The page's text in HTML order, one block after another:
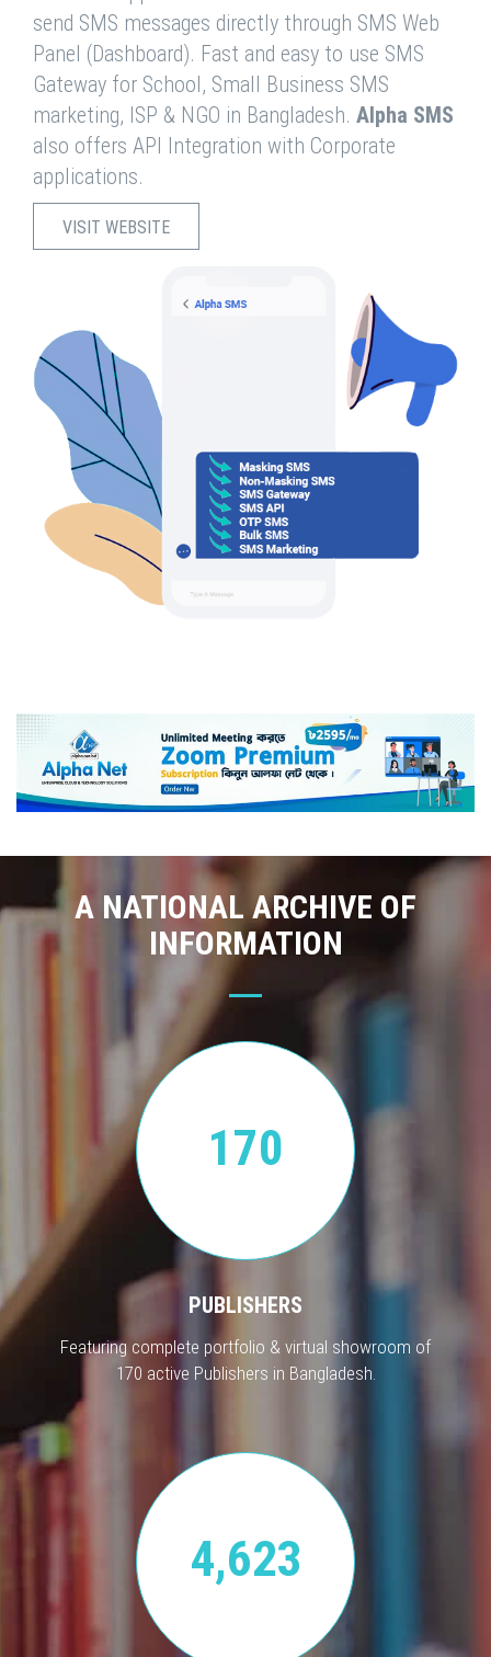
send SMS messages directly through SMS Web
Panel (Dashboard). Fast and easy to use SMS
Gateway for School, Small Business SMS
marketing, ISP & NGO in Bangladesh. Alpha SMS
also offers API Integration with Corporate
applications.
VISIT WEBSITE
A NATIONAL ARCHIVE OF
INFORMATION
170
PUBLISHERS
Featuring complete portfolio & virtual showroom of
170 active Publishers in Bangladesh.
4,623